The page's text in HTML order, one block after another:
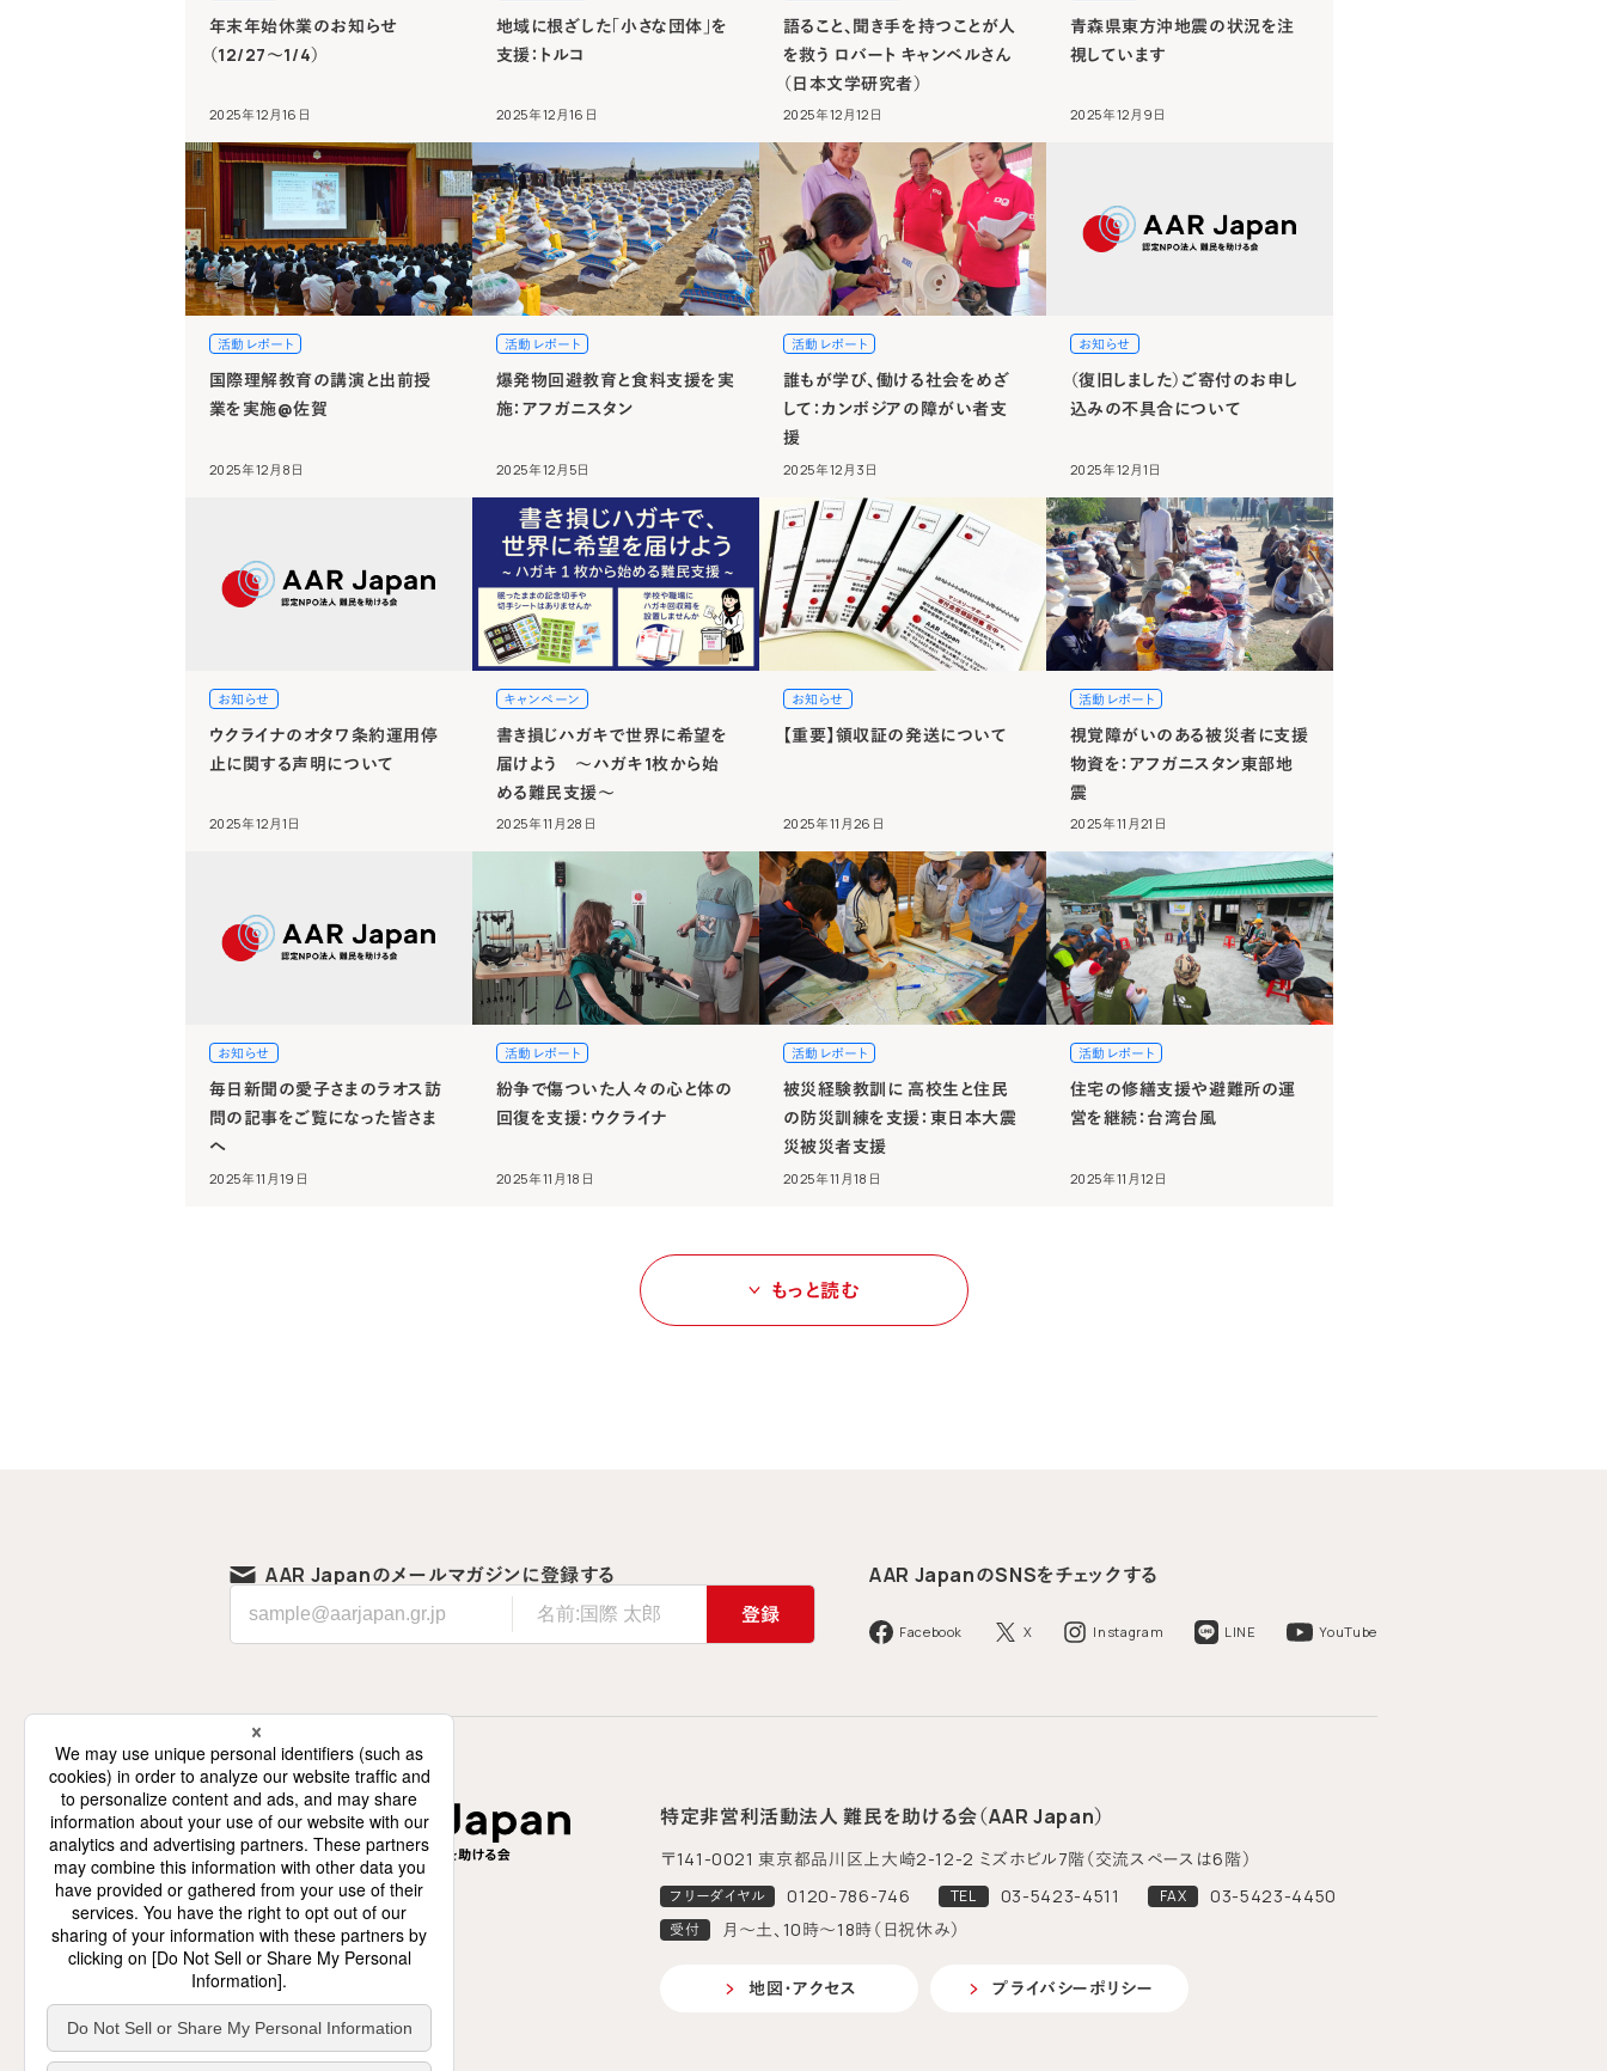
年末年始休業のお知らせ
（12/27～1/4）
2025年12月16日
地域に根ざした「小さな団体」を
支援：トルコ
2025年12月16日
語ること、聞き手を持つことが人
を救う ロバート キャンベルさん
（日本文学研究者）
2025年12月12日
青森県東方沖地震の状況を注
視しています
2025年12月9日
活動レポート
国際理解教育の講演と出前授
業を実施@佐賀
2025年12月8日
活動レポート
爆発物回避教育と食料支援を実
施：アフガニスタン
2025年12月5日
活動レポート
誰もが学び、働ける社会をめざ
して：カンボジアの障がい者支
援
2025年12月3日
お知らせ
（復旧しました）ご寄付のお申し
込みの不具合について
2025年12月1日
お知らせ
ウクライナのオタワ条約運用停
止に関する声明について
2025年12月1日
キャンペーン
書き損じハガキで世界に希望を
届けよう ～ハガキ1枚から始
める難民支援～
2025年11月28日
お知らせ
【重要】領収証の発送について
2025年11月26日
活動レポート
視覚障がいのある被災者に支援
物資を：アフガニスタン東部地
震
2025年11月21日
お知らせ
毎日新聞の愛子さまのラオス訪
問の記事をご覧になった皆さま
へ
2025年11月19日
活動レポート
紛争で傷ついた人々の心と体の
回復を支援：ウクライナ
2025年11月18日
活動レポート
被災経験教訓に 高校生と住民
の防災訓練を支援：東日本大震
災被災者支援
2025年11月18日
活動レポート
住宅の修繕支援や避難所の運
営を継続：台湾台風
2025年11月12日
もっと読む
AAR Japanのメールマガジンに登録する
登録
AAR JapanのSNSをチェックする
Facebook X Instagram LINE YouTube
特定非営利活動法人 難民を助ける会（AAR Japan）
〒141-0021 東京都品川区上大崎2-12-2 ミズホビル7階（交流スペースは6階）
フリーダイヤル 0120-786-746 TEL 03-5423-4511 FAX 03-5423-4450
受付 月～土、10時～18時（日祝休み）
地図・アクセス プライバシーポリシー